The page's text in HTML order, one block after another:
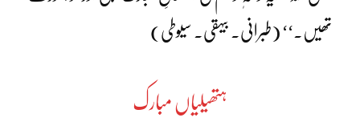
تھیں۔‘‘ (طبرانی۔ بیہقی۔ سیوطی)
ہتھیلیاں مبارک